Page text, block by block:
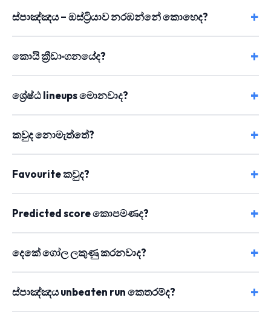
ස්පාඤ්ඤය – ඔස්ට්‍රියාව නරඹන්නේ කොහෙද?
කොයි ක්‍රීඩාංගනයේද?
ශ්‍රේෂ්ඨ lineups මොනවාද?
කවුද නොමැත්තේ?
Favourite කවුද?
Predicted score කොපමණද?
දෙකේ ගෝල ලකුණු කරනවාද?
ස්පාඤ්ඤය unbeaten run කෙතරම්ද?